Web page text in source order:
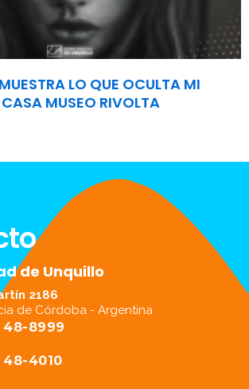
LO QUE OCULTA MI
MUSEO RIVOLTA
de Unquillo
2186
de Córdoba - Argentina
48-8999
48-4010